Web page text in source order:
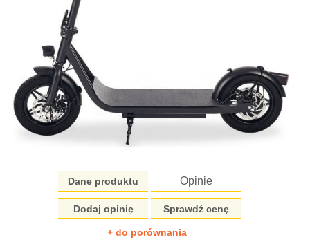
Dane produktu Opinie
Dodaj opinię Sprawdź cenę
+ do porównania